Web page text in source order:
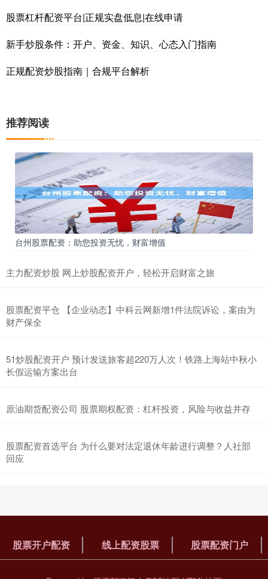
股票杠杆配资平台|正规实盘低息|在线申请
新手炒股条件：开户、资金、知识、心态入门指南
正规配资炒股指南｜合规平台解析
推荐阅读
台州股票配资：助您投资无忧，财富增值
主力配资炒股 网上炒股配资开户，轻松开启财富之旅
股票配资平仓 【企业动态】中科云网新增1件法院诉讼，案由为
财产保全
51炒股配资开户 预计发送旅客超220万人次！铁路上海站中秋小
长假运输方案出台
原油期货配资公司 股票期权配资：杠杆投资，风险与收益并存
股票配资首选平台 为什么要对法定退休年龄进行调整？人社部
回应
股票开户配资 线上配资股票 股票配资门户